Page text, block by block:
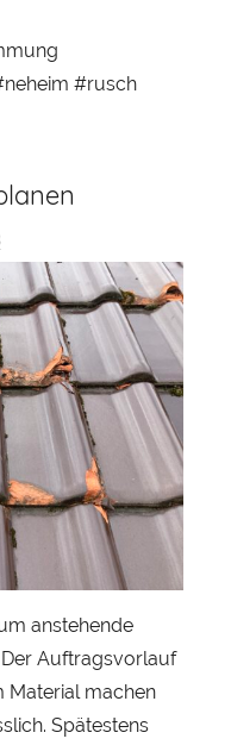
#rusch
o
n
e
b
a
s
t
i
a
r
b
s
anstehende
Auftragsvorlauf
Material machen
Spätestens